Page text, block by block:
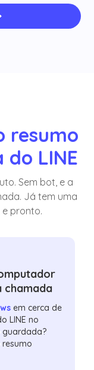
resumo
LINE
Sem bot, e a
Já tem uma
e pronto.
chamada
em cerca de
LINE no
guardada?